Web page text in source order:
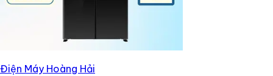
Điện Máy Hoàng Hải